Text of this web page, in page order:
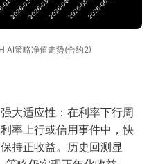
AI策略净值走势(合约2)
大适应性：在利率下行周
率上行或信用事件中，快
持正收益。历史回测显